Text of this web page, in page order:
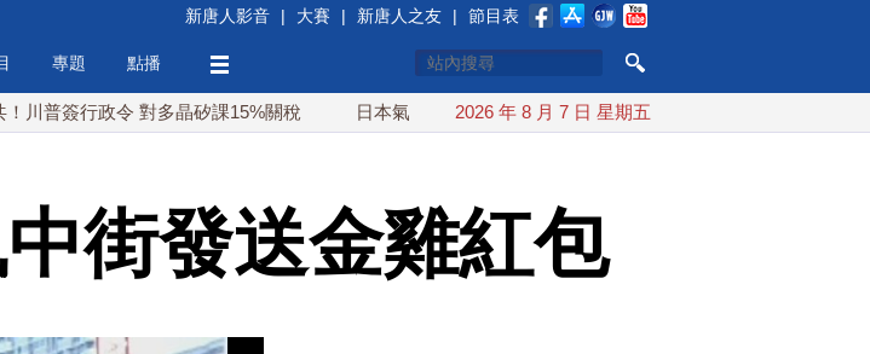
新唐人影音 | 大賽 | 新唐人之友 | 節目表
專題 點播
政令 對多晶矽課15%關稅 日本氣象廳緊盯白海豚颱風 台灣最快下午發海警
2026 年 8 月 7 日 星期五
街發送金雞紅包